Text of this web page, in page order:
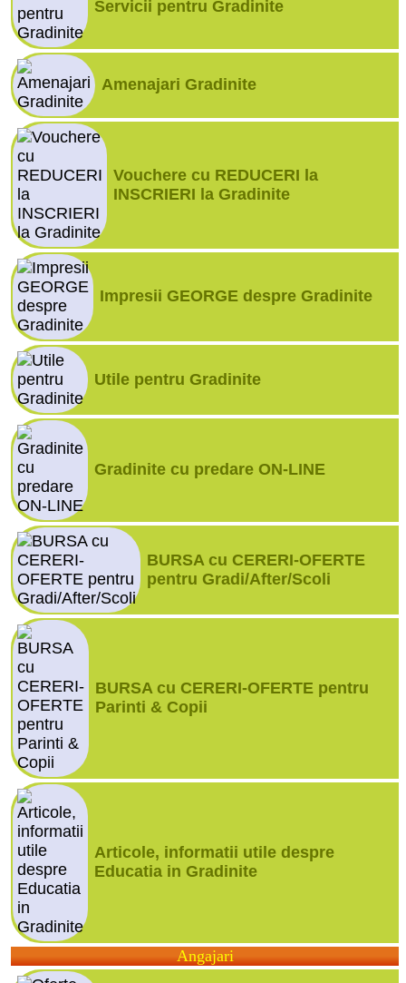
Servicii pentru Gradinite
Amenajari Gradinite
Vouchere cu REDUCERI la
INSCRIERI la Gradinite
Impresii GEORGE despre Gradinite
Utile pentru Gradinite
Gradinite cu predare ON-LINE
BURSA cu CERERI-OFERTE
pentru Gradi/After/Scoli
BURSA cu CERERI-OFERTE pentru
Parinti & Copii
Articole, informatii utile despre
Educatia in Gradinite
Angajari